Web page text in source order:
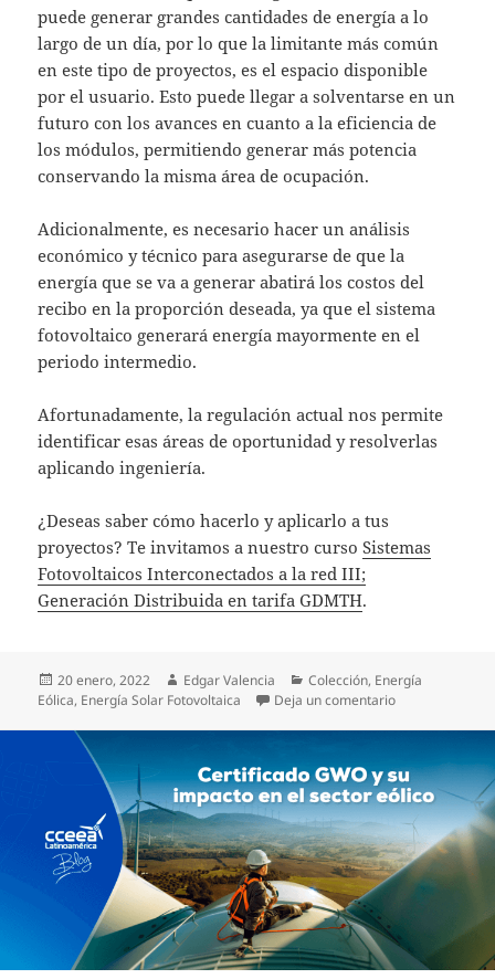
puede generar grandes cantidades de energía a lo
largo de un día, por lo que la limitante más común
en este tipo de proyectos, es el espacio disponible
por el usuario. Esto puede llegar a solventarse en un
futuro con los avances en cuanto a la eficiencia de
los módulos, permitiendo generar más potencia
conservando la misma área de ocupación.
Adicionalmente, es necesario hacer un análisis
económico y técnico para asegurarse de que la
energía que se va a generar abatirá los costos del
recibo en la proporción deseada, ya que el sistema
fotovoltaico generará energía mayormente en el
periodo intermedio.
Afortunadamente, la regulación actual nos permite
identificar esas áreas de oportunidad y resolverlas
aplicando ingeniería.
¿Deseas saber cómo hacerlo y aplicarlo a tus
proyectos? Te invitamos a nuestro cursoSistemas
Fotovoltaicos Interconectados a la red III;
Generación Distribuida en tarifa GDMTH.
Publicado
el
20 enero, 2022 Autor
Edgar Valencia Categorías
Colección, Energía
Eólica, Energía Solar Fotovoltaica Deja un comentarioen La tarifa